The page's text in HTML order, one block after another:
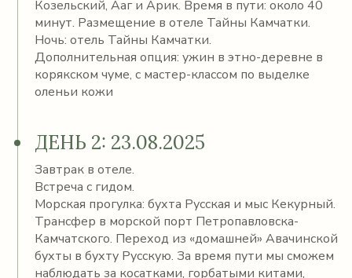
Козельский, Ааг и Арик. Время в пути: около 40
минут. Размещение в отеле Тайны Камчатки.
Ночь: отель Тайны Камчатки.
Дополнительная опция: ужин в этно-деревне в
корякском чуме, с мастер-классом по выделке
оленьи кожи
ДЕНЬ 2: 23.08.2025
Завтрак в отеле.
Встреча с гидом.
Морская прогулка: бухта Русская и мыс Кекурный.
Трансфер в морской порт Петропавловска-
Камчатского. Переход из «домашней» Авачинской
бухты в бухту Русскую. За время пути мы сможем
наблюдать за косатками, горбатыми китами,